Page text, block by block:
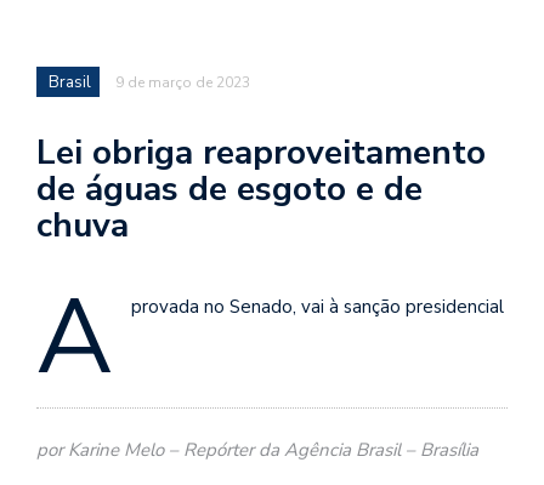
Brasil 9 de março de 2023
Lei obriga reaproveitamento
de águas de esgoto e de
chuva
A provada no Senado, vai à sanção presidencial
por Karine Melo – Repórter da Agência Brasil – Brasília